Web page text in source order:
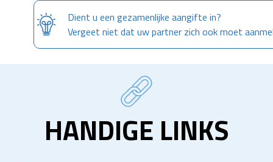
Dient u een gezamenlijke aangifte in?
Vergeet niet dat uw partner zich ook moet
HANDIGE LINKS